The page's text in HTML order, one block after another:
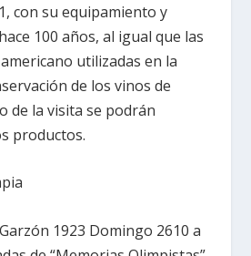
con su equipamiento y
100 años, al igual que las
utilizadas en la
de los vinos de
de la visita se podrán
productos.
1923 Domingo 2610 a